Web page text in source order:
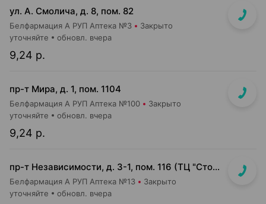
ул. А. Смолича, д. 8, пом. 82
Белфармация А РУП Аптека №3 Закрыто
9,24 р.
уточняйте обновл. вчера
пр-т Мира, д. 1, пом. 1104
Белфармация А РУП Аптека №100 Закрыто
9,24 р.
уточняйте обновл. вчера
пр-т Независимости, д. 3-1, пом. 116 (ТЦ "Столица", верхний уровень)
Белфармация А РУП Аптека №13 Закрыто
уточняйте обновл. вчера